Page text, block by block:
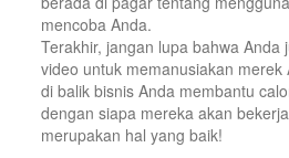
mencoba Anda.
Terakhir, jangan lupa bahwa Anda
video untuk memanusiakan
di balik bisnis Anda membantu
dengan siapa mereka akan
merupakan hal yang baik!